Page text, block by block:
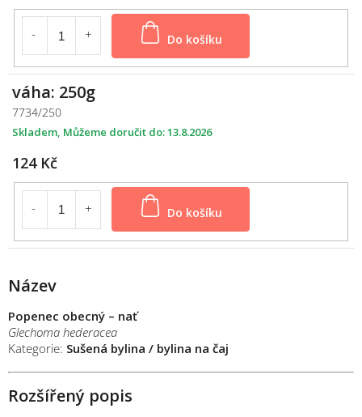
Do košíku
váha: 250g
7734/250
124 Kč
Do košíku
Skladem 13.8.2026
Název
Popenec obecný – nať
Glechoma hederacea
Kategorie: Sušená bylina / bylina na čaj
Rozšířený popis